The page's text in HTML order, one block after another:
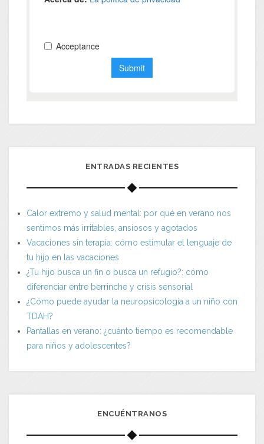
ENTRADAS RECIENTES
Calor extremo y salud mental: por qué en verano nos
sentimos más irritables, ansiosos y agotados
Vacaciones sin terapia: cómo estimular el lenguaje de
tu hijo en las vacaciones
¿Tu hijo busca un fin o busca un refugio?: cómo
diferenciar entre berrinche y crisis sensorial
¿Cómo puede ayudar la neuropsicología a un niño con
TDAH?
Pantallas en verano: ¿cuánto tiempo es recomendable
para niños y adolescentes?
ENCUÉNTRANOS